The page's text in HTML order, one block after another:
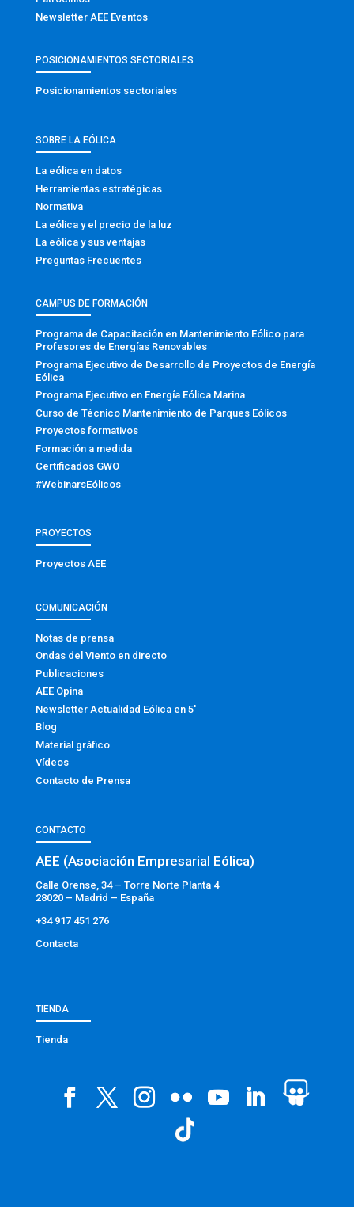
Newsletter AEE Eventos
POSICIONAMIENTOS SECTORIALES
Posicionamientos sectoriales
SOBRE LA EÓLICA
La eólica en datos
Herramientas estratégicas
Normativa
La eólica y el precio de la luz
La eólica y sus ventajas
Preguntas Frecuentes
CAMPUS DE FORMACIÓN
Programa de Capacitación en Mantenimiento Eólico para
Profesores de Energías Renovables
Programa Ejecutivo de Desarrollo de Proyectos de Energía
Eólica
Programa Ejecutivo en Energía Eólica Marina
Curso de Técnico Mantenimiento de Parques Eólicos
Proyectos formativos
Formación a medida
Certificados GWO
#WebinarsEólicos
PROYECTOS
Proyectos AEE
COMUNICACIÓN
Notas de prensa
Ondas del Viento en directo
Publicaciones
AEE Opina
Newsletter Actualidad Eólica en 5′
Blog
Material gráfico
Vídeos
Contacto de Prensa
CONTACTO
AEE (Asociación Empresarial Eólica)
Calle Orense, 34 – Torre Norte Planta 4
28020 – Madrid – España
+34 917 451 276
Contacta
TIENDA
Tienda